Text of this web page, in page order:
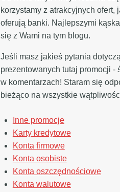
korzystamy z atrakcyjnych ofert,
oferują banki. Najlepszymi
się z Wami na tym blogu.
Jeśli masz jakieś pytania
prezentowanych tutaj promocji -
w komentarzach! Staram się
bieżąco na wszystkie
Inne promocje
Karty kredytowe
Konta firmowe
Konta osobiste
Konta oszczędnościowe
Konta walutowe